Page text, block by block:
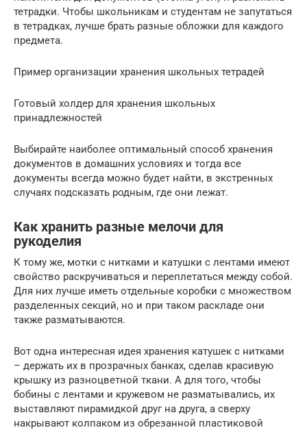
тетрадки. Чтобы школьникам и студентам не запутаться
в тетрадках, лучше брать разные обложки для каждого
предмета.
Пример организации хранения школьных тетрадей
Готовый холдер для хранения школьных
принадлежностей
Выбирайте наиболее оптимальный способ хранения
документов в домашних условиях и тогда все
документы всегда можно будет найти, в экстренных
случаях подсказать родным, где они лежат.
Как хранить разные мелочи для
рукоделия
К тому же, мотки с нитками и катушки с лентами имеют
свойство раскручиваться и переплетаться между собой.
Для них лучше иметь отдельные коробки с множеством
разделенных секций, но и при таком раскладе они
также разматываются.
Вот одна интересная идея хранения катушек с нитками
– держать их в прозрачных банках, сделав красивую
крышку из разноцветной ткани. А для того, чтобы
бобины с лентами и кружевом не разматывались, их
выставляют пирамидкой друг на друга, а сверху
накрывают колпаком из обрезанной пластиковой